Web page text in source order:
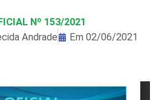
Nº 153/2021
Andrade Em 02/06/2021